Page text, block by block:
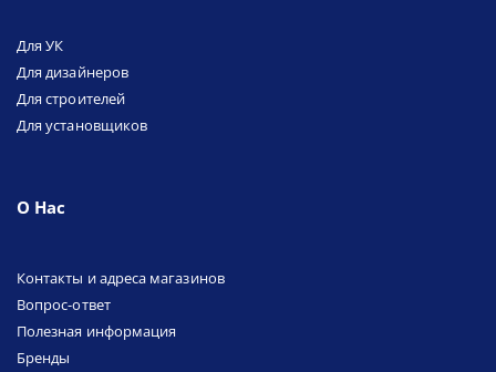
Для УК
Для дизайнеров
Для строителей
Для установщиков
О Нас
Контакты и адреса магазинов
Вопрос-ответ
Полезная информация
Бренды